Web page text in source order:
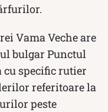
Vama Veche are
bulgar Punctul
cu specific rutier
referitoare la
peste